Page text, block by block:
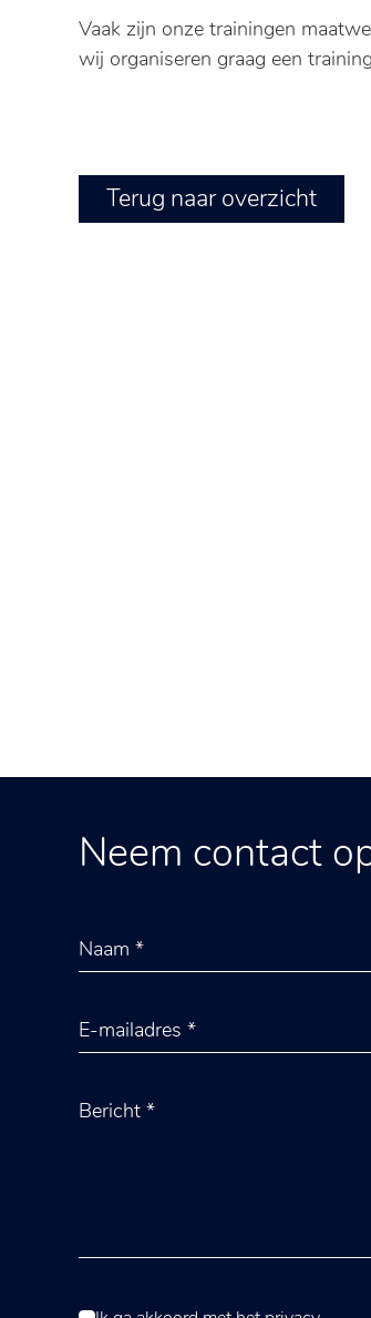
Vaak zijn onze trainingen
wij organiseren graag een
Terug naar overzicht
Neem contact